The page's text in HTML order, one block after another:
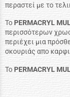
περαστεί με το
To PERMACRYL
περισσότερων
περιέχει μια
σκουριάς απο
ToPERMACRYL